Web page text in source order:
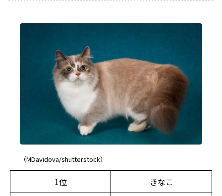
（MDavidova/shutterstock）
1位
きなこ